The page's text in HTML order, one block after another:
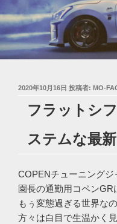
投
2020年10月16日 投稿者: MO-
フラットシ
ステムな最
COPENチューニングジ
園長の通勤用コペンGR
もぅ変態過ぎる世界な
方々は白目で生温かく